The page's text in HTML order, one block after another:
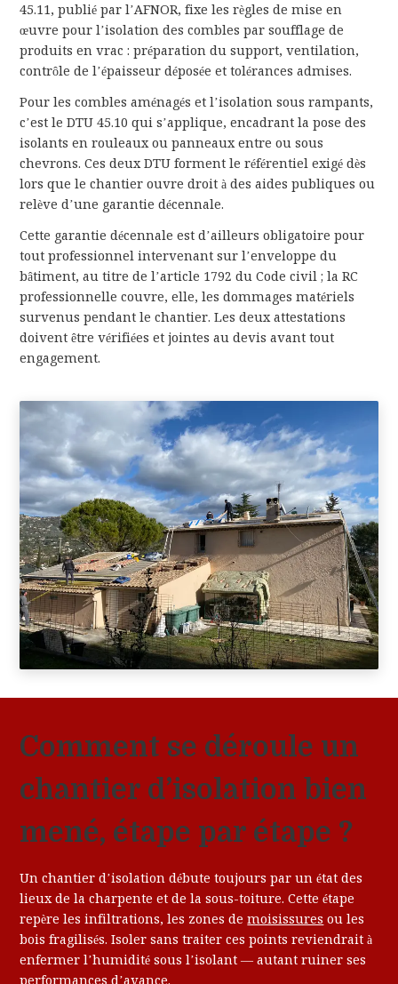
45.11, publié par l’AFNOR, fixe les règles de mise en
œuvre pour l’isolation des combles par soufflage de
produits en vrac : préparation du support, ventilation,
contrôle de l’épaisseur déposée et tolérances admises.
Pour les combles aménagés et l’isolation sous rampants,
c’est le DTU 45.10 qui s’applique, encadrant la pose des
isolants en rouleaux ou panneaux entre ou sous
chevrons. Ces deux DTU forment le référentiel exigé dès
lors que le chantier ouvre droit à des aides publiques ou
relève d’une garantie décennale.
Cette garantie décennale est d’ailleurs obligatoire pour
tout professionnel intervenant sur l’enveloppe du
bâtiment, au titre de l’article 1792 du Code civil ; la RC
professionnelle couvre, elle, les dommages matériels
survenus pendant le chantier. Les deux attestations
doivent être vérifiées et jointes au devis avant tout
engagement.
Comment se déroule un
chantier d’isolation bien
mené, étape par étape ?
Un chantier d’isolation débute toujours par un état des
lieux de la charpente et de la sous-toiture. Cette étape
repère les infiltrations, les zones demoisissures ou les
bois fragilisés. Isoler sans traiter ces points reviendrait à
enfermer l’humidité sous l’isolant — autant ruiner ses
performances d’avance.